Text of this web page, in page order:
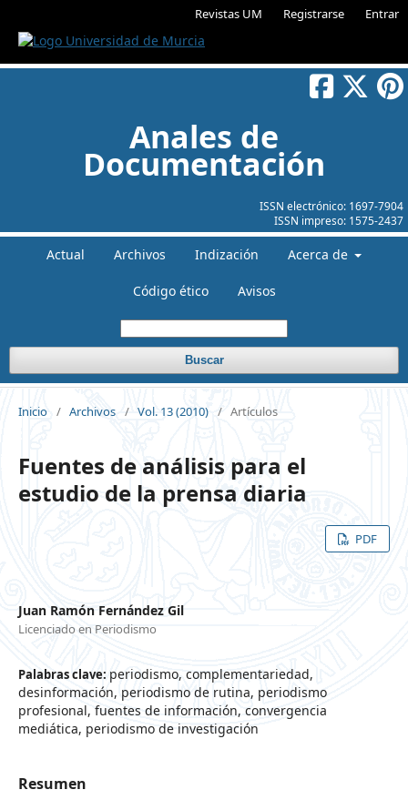
Revistas UM Registrarse Entrar
ISSN electrónico: 1697-7904
ISSN impreso: 1575-2437
Anales de
Documentación
Actual Archivos Indización Acerca de
Código ético Avisos
Buscar
Inicio / Archivos / Vol. 13 (2010) / Artículos
Fuentes de análisis para el
estudio de la prensa diaria
PDF
Juan Ramón Fernández Gil
Licenciado en Periodismo
Palabras clave: periodismo, complementariedad,
desinformación, periodismo de rutina, periodismo
profesional, fuentes de información, convergencia
mediática, periodismo de investigación
Resumen